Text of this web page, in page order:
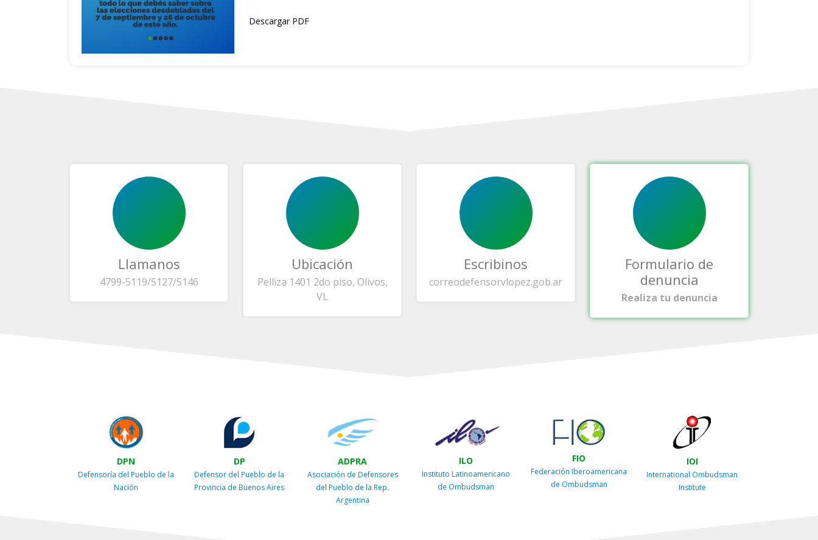
Descargar PDF
Llamanos
4799-5119/5127/5146
Ubicación
Pelliza 1401 2do piso, Olivos,
VL
Escribinos
correodefensorvlopez.gob.ar
Formulario de
denuncia
Realiza tu denuncia
DPN
Defensoría del Pueblo de la
Nación
DP
Defensor del Pueblo de la
Provincia de Buenos Aires
ADPRA
Asociación de Defensores
del Pueblo de la Rep.
Argentina
ILO
Instituto Latinoamericano
de Ombudsman
FIO
Federación Iberoamericana
de Ombudsman
IOI
International Ombudsman
Institute